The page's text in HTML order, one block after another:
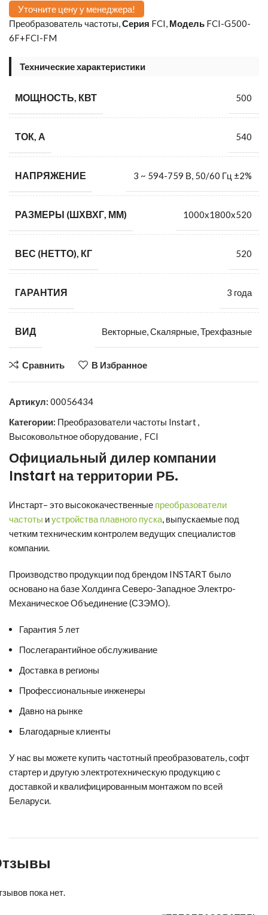
Уточните цену у менеджера!
Преобразователь частоты,Серия FCI, Модель FCI-G500-
6F+FCI-FM
Технические характеристики
МОЩНОСТЬ, КВТ 500
ТОК, А 540
НАПРЯЖЕНИЕ 3 ~ 594-759 В, 50/60 Гц ±2%
РАЗМЕРЫ (ШХВХГ, ММ) 1000x1800x520
ВЕС (НЕТТО), КГ 520
ГАРАНТИЯ 3 года
ВИД Векторные, Скалярные, Трехфазные
Сравнить В Избранное
Артикул: 00056434
Категории: Преобразователи частоты Instart,
Высоковольтное оборудование, FCI
Официальный дилер компании
Instart на территории РБ.
Инстарт– это высококачественные преобразователи
частоты иустройства плавного пуска, выпускаемые под
четким техническим контролем ведущих специалистов
компании.
Производство продукции под брендом INSTART было
основано на базе Холдинга Северо-Западное Электро-
Механическое Объединение (СЗЭМО).
Гарантия 5 лет
Послегарантийное обслуживание
Доставка в регионы
Профессиональные инженеры
Давно на рынке
Благодарные клиенты
У нас вы можете купить частотный преобразователь,софт
стартер и другую электротехническую продукцию с
доставкой и квалифицированным монтажом по всей
Беларуси.
пока нет.